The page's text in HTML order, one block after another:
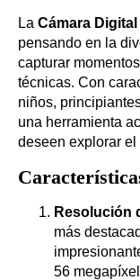
La Cámara
pensando en la
capturar
técnicas. Con
niños,
una herramienta
deseen explorar
Resolución
más
56